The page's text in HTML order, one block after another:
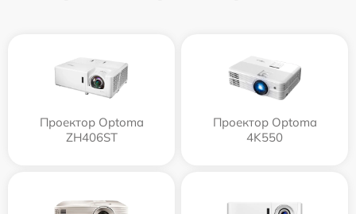
Проектор Optoma
ZH406ST
Проектор Optoma
4K550